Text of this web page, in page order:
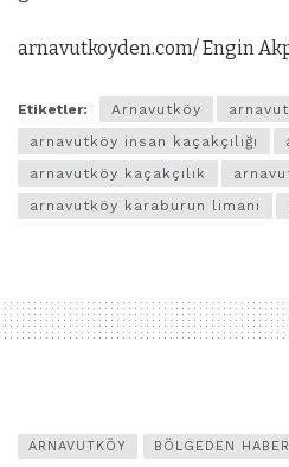
arnavutkoyden.com/ Engin
Etiketler: Arnavutköy
arnavutköy insan kaçakçılığı
arnavutköy kaçakçılık
arnavutköy karaburun limanı
ARNAVUTKÖY BÖLGEDEN